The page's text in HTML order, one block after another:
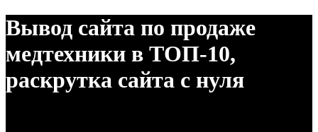
Вывод сайта по продаже
медтехники в ТОП-10,
раскрутка сайта с нуля